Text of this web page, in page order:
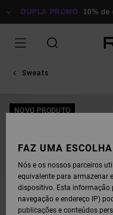
PARA DUPLA PROMO 10% de
Sweats
NOVO PRODUTO
FAZ UMA
Nós e os nossos parceiros
equivalente para armazenar
dispositivo. Esta informação
navegação e endereço IP)
publicações e conteúdos